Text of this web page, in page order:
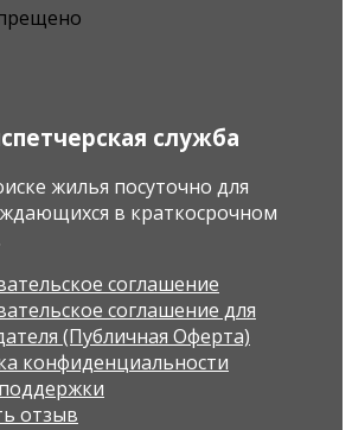
служба
жилья посуточно для
в краткосрочном
соглашение
соглашение для
(Публичная Оферта)
конфиденциальности
отзыв